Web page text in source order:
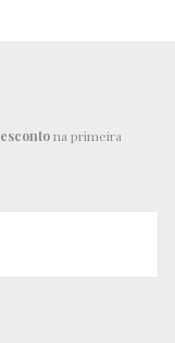
na primeira